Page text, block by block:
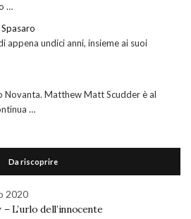
…
appena undici anni, insieme ai suoi
Novanta. Matthew Matt Scudder è al
…
Da riscoprire
2020
L’urlo dell’innocente